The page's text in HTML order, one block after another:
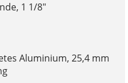
1 1/8"
Aluminium, 25,4 mm